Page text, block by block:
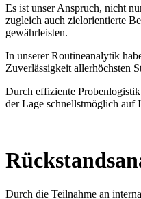
Es ist unser Anspruch, nicht
zugleich auch zielorientierte
gewährleisten.
In unserer Routineanalytik
Zuverlässigkeit allerhöchsten
Durch effiziente
der Lage schnellstmöglich auf
Durch die Teilnahme an